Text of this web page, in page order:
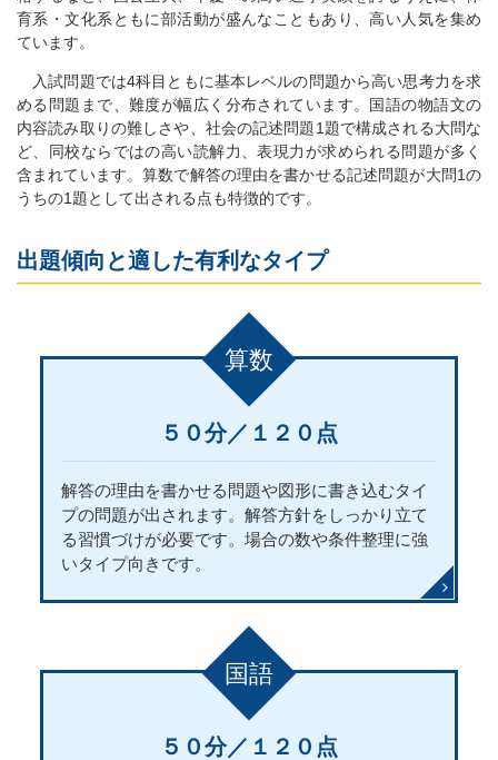
育系・文化系ともに部活動が盛んなこともあり、高い人気を集め
ています。
入試問題では4科目ともに基本レベルの問題から高い思考力を求
める問題まで、難度が幅広く分布されています。国語の物語文の
内容読み取りの難しさや、社会の記述問題1題で構成される大問な
ど、同校ならではの高い読解力、表現力が求められる問題が多く
含まれています。算数で解答の理由を書かせる記述問題が大問1の
うちの1題として出される点も特徴的です。
出題傾向と適した有利なタイプ
算数
５０分／１２０点
解答の理由を書かせる問題や図形に書き込むタイ
プの問題が出されます。解答方針をしっかり立て
る習慣づけが必要です。場合の数や条件整理に強
いタイプ向きです。
国語
５０分／１２０点